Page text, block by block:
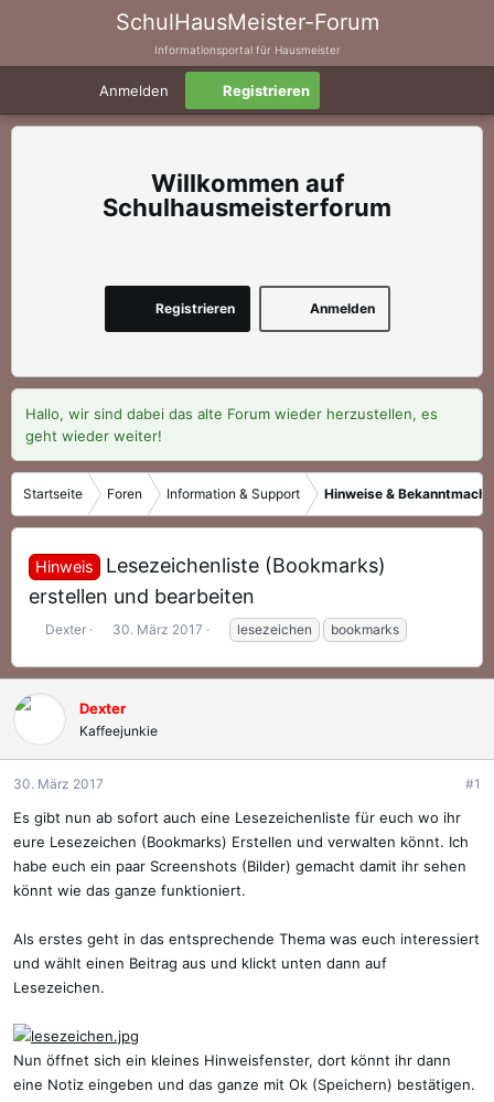
SchulHausMeister-Forum
Informationsportal für Hausmeister
Anmelden Registrieren
Schulhausmeisterforum
Anmelden
Registrieren
Hallo, wir sind dabei das alte Forum wieder herzustellen, es
geht wieder weiter!
Startseite Foren Information & Support Hinweise &
Hinweis
Lesezeichenliste (Bookmarks)
erstellen und bearbeiten
E
s
t
Dexter
E
s
e
l
m
30. März 2017
S
h
t
e
lesezeichen bookmarks
Dexter
Kaffeejunkie
30. März 2017 #1
Es gibt nun ab sofort auch eine Lesezeichenliste für euch wo ihr
eure Lesezeichen (Bookmarks) Erstellen und verwalten könnt. Ich
habe euch ein paar Screenshots (Bilder) gemacht damit ihr sehen
könnt wie das ganze funktioniert.
Als erstes geht in das entsprechende Thema was euch interessiert
und wählt einen Beitrag aus und klickt unten dann auf
Lesezeichen.
Nun öffnet sich ein kleines Hinweisfenster, dort könnt ihr dann
eine Notiz eingeben und das ganze mit Ok (Speichern) bestätigen.